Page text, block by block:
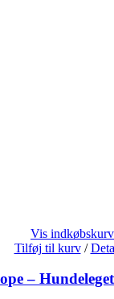
Vis indkøbskurv
Tilføj til kurv /
–